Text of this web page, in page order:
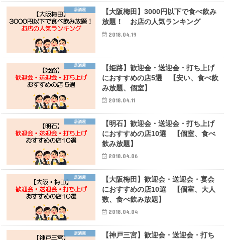
居酒屋
【大阪梅田】3000円以下で食べ飲み
放題！ お店の人気ランキング
2018.04.19
居酒屋
【姫路】歓迎会・送迎会・打ち上げ
におすすめの店5選 【安い、食べ飲
み放題、個室】
2018.04.11
居酒屋
【明石】歓迎会・送迎会・打ち上げ
におすすめの店10選 【個室、食べ
飲み放題】
2018.04.06
居酒屋
【大阪梅田】歓迎会・送迎会・宴会
におすすめの店10選 【個室、大人
数、食べ飲み放題】
2018.04.04
居酒屋
【神戸三宮】歓迎会・送迎会・打ち